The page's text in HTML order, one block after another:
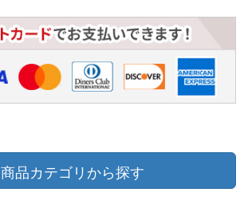
商品カテゴリから探す